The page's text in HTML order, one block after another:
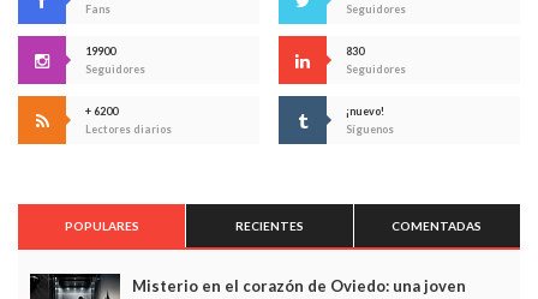
Fans
Seguidores
19900
Seguidores
830
Seguidores
+ 6200
Lectores diarios
¡nuevo!
Síguenos
POPULARES RECIENTES COMENTADAS
Misterio en el corazón de Oviedo: una joven